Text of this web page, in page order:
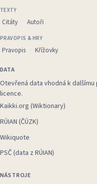
TEXTY
Citáty Autoři
PRAVOPIS & HRY
Pravopis Křížovky
DATA
Otevřená data vhodná k
licence.
Kaikki.org (Wiktionary)
RÚIAN (ČÚZK)
Wikiquote
PSČ (data z RÚIAN)
NÁSTROJE